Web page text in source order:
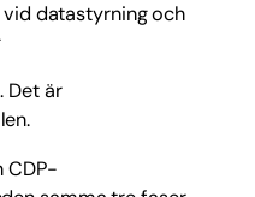
datastyrning och
Det är
CDP-